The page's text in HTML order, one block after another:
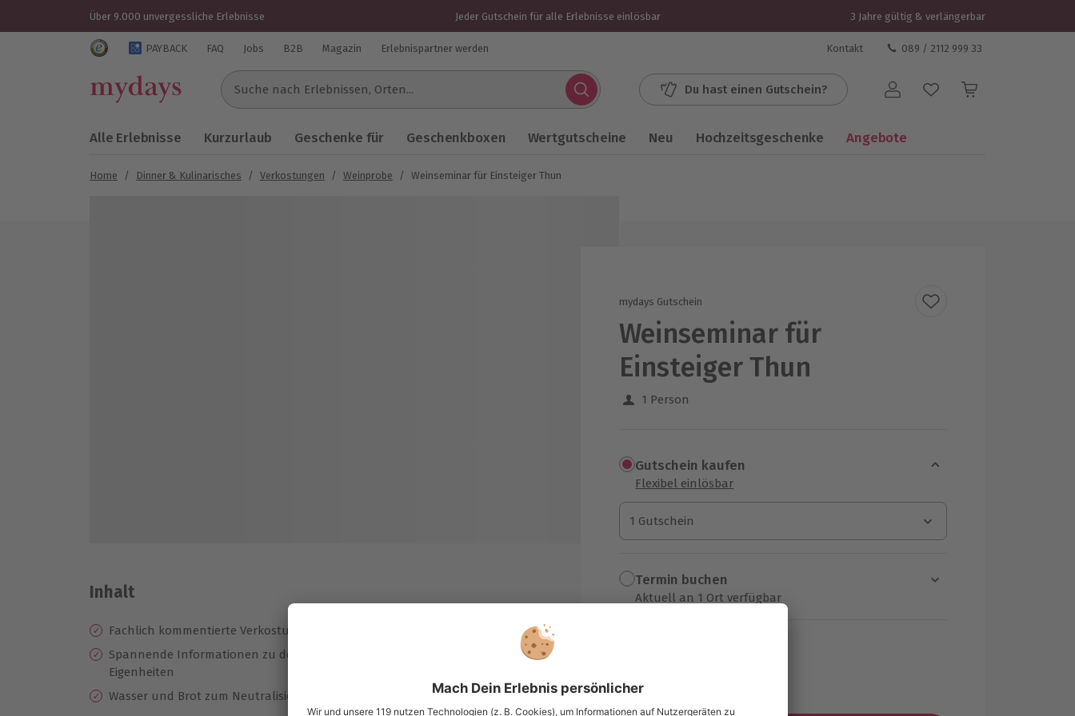
Über 9.000 unvergessliche Erlebnisse Jeder Gutschein für alle Erlebnisse einlösbar 3 Jahre gültig & verlängerbar
Trustedshops Bewertungen für mydays.de
PAYBACK FAQ Jobs B2B Magazin Erlebnispartner werden Kontakt 089 / 2112 999 33
Suche nach Erlebnissen...
Du hast einen Gutschein? Benutzerkonto
Alle Erlebnisse Kurzurlaub Geschenke für Geschenkboxen Wertgutscheine Neu Hochzeitsgeschenke Angebote
Home / Dinner & Kulinarisches / Verkostungen / Weinprobe / Weinseminar für Einsteiger Thun
mydays Gutschein
Weinseminar für
Einsteiger Thun
1 Person
Gutschein kaufen
Flexibel einlösbar
1 Gutschein
1 Gutschein
1 Gutschein
Termin buchen
Aktuell an 1 Ort verfügbar
zzgl. Versand
Inhalt
Fachlich kommentierte Verkostung von 8 verschiedenen Weinen
Spannende Informationen zu den verschiedenen Rebsorten und deren
Eigenheiten
Wasser und Brot zum Neutralisieren